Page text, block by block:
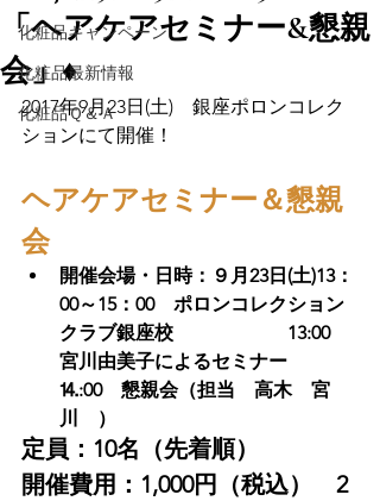
化粧品キャンペーン
化粧品最新情報
化粧品Ｑ＆Ａ
「ヘアケアセミナー&懇親
会」♦
2017年9月23日(土)　銀座ポロンコレク
ヘアケアセミナー＆懇親
会
開催会場・日時： ９月23日(土)13：
00～15：00　ポロンコレクション
クラブ銀座校 13:00
宮川由美子によるセミナー
⒕:00　懇親会（担当　高木　宮
川　）
定員：10名（先着順）
開催費用：1,000円（税込）　2